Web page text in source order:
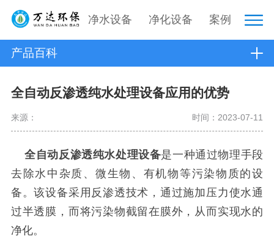
净水设备 净化设备 案例
产品百科
全自动反渗透纯水处理设备应用的优势
来源： 时间：2023-07-11
全自动反渗透纯水处理设备是一种通过物理手段
去除水中杂质、微生物、有机物等污染物质的设
备。该设备采用反渗透技术，通过施加压力使水通
过半透膜，而将污染物截留在膜外，从而实现水的
净化。